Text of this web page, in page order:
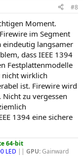
#8
Moment.
im Segment
eindeutig langsamer
dass IEEE 1394
Festplattenmodelle
nicht wirklich
ist. Firewire wird
zu vergessen
1394 eine sichere
64-bit
LED || GPU:Gainward